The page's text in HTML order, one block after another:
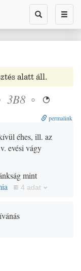
Toggle
search
alatt áll.
3B8 ◦ 
permalink
éhes, ill. az
evési vágy
mint
4 adat